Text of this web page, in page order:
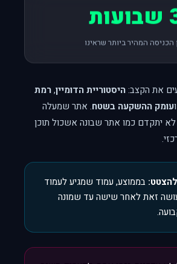
הכניסה המהיר ביותר שראינו
את הקצב:היסטוריית הדומיין,רמת
עומק ההשקעה בשטח. אתר שמעלה
יתקדם כמו אתר שבונה אשכול תוכן
בממוצע, עמוד שמגיע לעמוד
זאת לאחר שישה עד שמונה